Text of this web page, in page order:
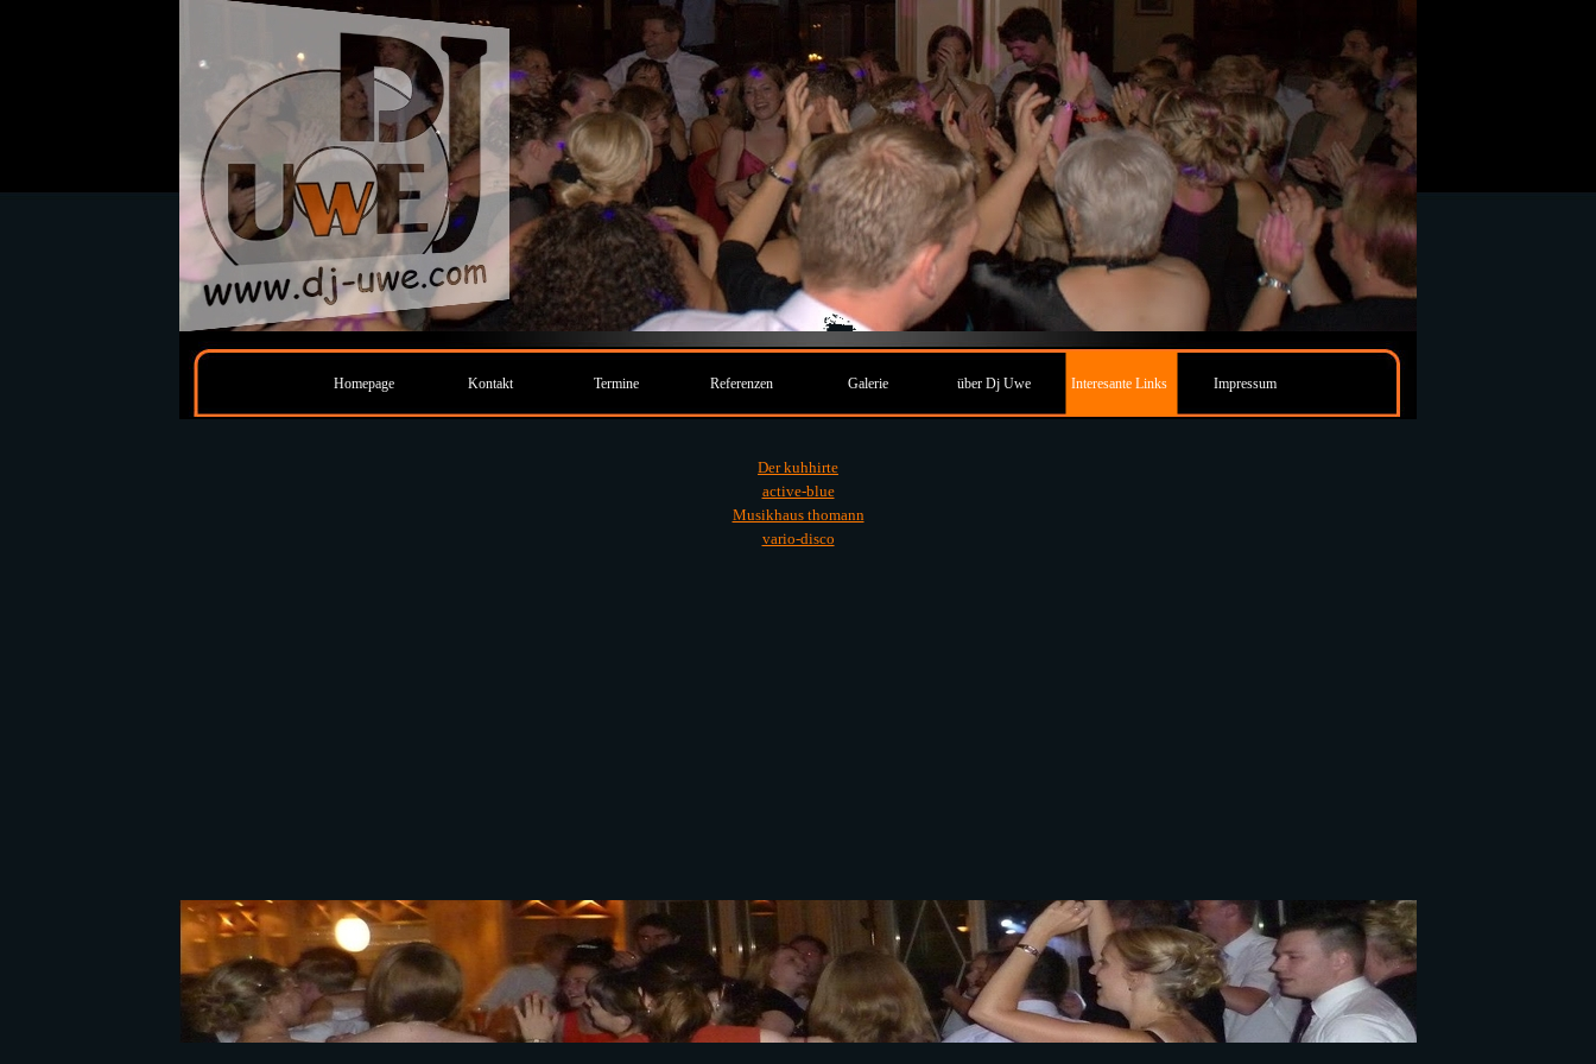
Homepage Kontakt Termine Referenzen Galerie über Dj Uwe Interesante Links Impressum
Der kuhhirte
active-blue
Musikhaus thomann
vario-disco